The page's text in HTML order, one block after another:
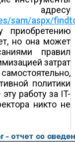
sam/aspx/
приобретению
но она может
правил
затрат
политики
работу за IT-
никто не